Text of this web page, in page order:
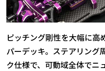
ピッチング剛性を大幅に高
パーデッキ。ステアリング
ク仕様で、可動域全体でニ